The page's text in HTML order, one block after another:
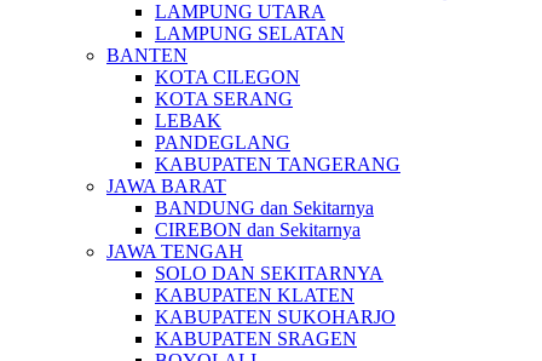
LAMPUNG UTARA
LAMPUNG SELATAN
BANTEN
KOTA CILEGON
KOTA SERANG
LEBAK
PANDEGLANG
KABUPATEN TANGERANG
JAWA BARAT
BANDUNG dan Sekitarnya
CIREBON dan Sekitarnya
JAWA TENGAH
SOLO DAN SEKITARNYA
KABUPATEN KLATEN
KABUPATEN SUKOHARJO
KABUPATEN SRAGEN